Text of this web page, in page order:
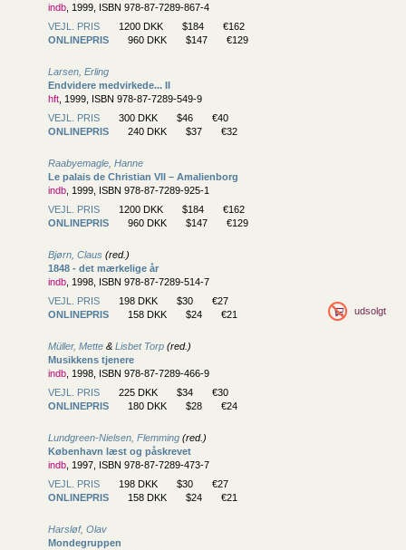
indb , 1999, ISBN 978-87-7289-867-4
VEJL. PRIS
1200 DKK $184
€162
ONLINEPRIS
960 DKK $147 €129
Larsen, Erling
Endvidere medvirkede... II
hft , 1999, ISBN 978-87-7289-549-9
VEJL. PRIS
300 DKK $46
€40
ONLINEPRIS
240 DKK $37 €32
Raabyemagle, Hanne
Le palais de Christian VII – Amalienborg
indb , 1999, ISBN 978-87-7289-925-1
VEJL. PRIS
1200 DKK $184
€162
ONLINEPRIS
960 DKK $147 €129
Bjørn, Claus (red.)
1848 - det mærkelige år
indb , 1998, ISBN 978-87-7289-514-7
VEJL. PRIS
198 DKK $30
€27
ONLINEPRIS
158 DKK $24 €21 udsolgt
Müller, Mette & Lisbet Torp (red.)
Musikkens tjenere
indb , 1998, ISBN 978-87-7289-466-9
VEJL. PRIS
225 DKK $34
€30
ONLINEPRIS
180 DKK $28 €24
Lundgreen-Nielsen, Flemming (red.)
København læst og påskrevet
indb , 1997, ISBN 978-87-7289-473-7
VEJL. PRIS
198 DKK $30
€27
ONLINEPRIS
158 DKK $24 €21
Harsløf, Olav
Mondegruppen